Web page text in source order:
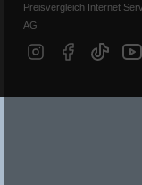
Preisvergleich Internet
AG